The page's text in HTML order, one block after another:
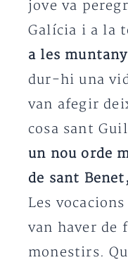
jove va
Galícia i a la
a les
dur-hi una
van afegir
cosa sant
un nou orde
de sant
Les
van haver de
monestirs.